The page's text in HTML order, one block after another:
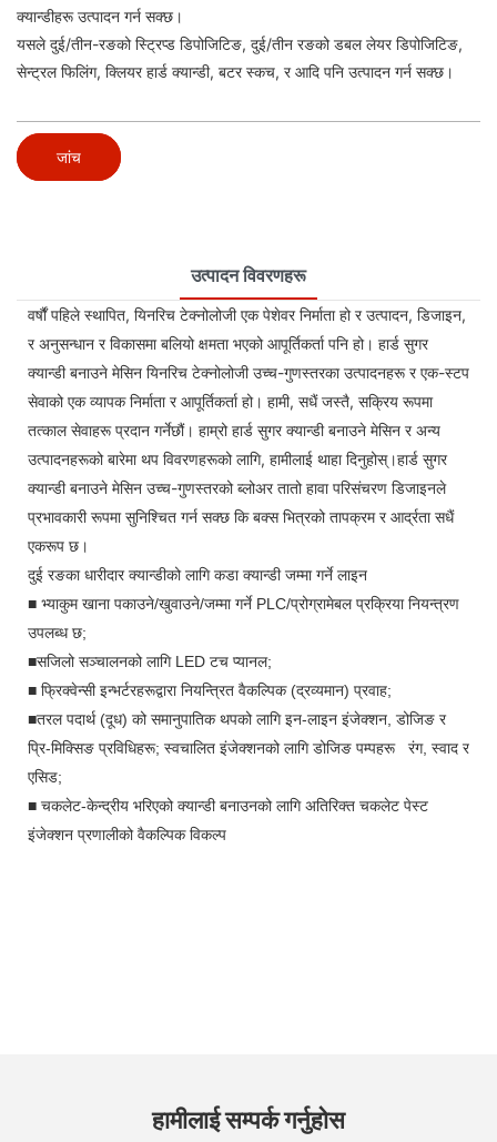
क्यान्डीहरू उत्पादन गर्न सक्छ।
यसले दुई/तीन-रङको स्ट्रिप्ड डिपोजिटिङ, दुई/तीन रङको डबल लेयर डिपोजिटिङ,
सेन्ट्रल फिलिंग, क्लियर हार्ड क्यान्डी, बटर स्कच, र आदि पनि उत्पादन गर्न सक्छ।
जांच
उत्पादन विवरणहरू
वर्षौं पहिले स्थापित, यिनरिच टेक्नोलोजी एक पेशेवर निर्माता हो र उत्पादन, डिजाइन,
र अनुसन्धान र विकासमा बलियो क्षमता भएको आपूर्तिकर्ता पनि हो। हार्ड सुगर
क्यान्डी बनाउने मेसिन यिनरिच टेक्नोलोजी उच्च-गुणस्तरका उत्पादनहरू र एक-स्टप
सेवाको एक व्यापक निर्माता र आपूर्तिकर्ता हो। हामी, सधैं जस्तै, सक्रिय रूपमा
तत्काल सेवाहरू प्रदान गर्नेछौं। हाम्रो हार्ड सुगर क्यान्डी बनाउने मेसिन र अन्य
उत्पादनहरूको बारेमा थप विवरणहरूको लागि, हामीलाई थाहा दिनुहोस्।हार्ड सुगर
क्यान्डी बनाउने मेसिन उच्च-गुणस्तरको ब्लोअर तातो हावा परिसंचरण डिजाइनले
प्रभावकारी रूपमा सुनिश्चित गर्न सक्छ कि बक्स भित्रको तापक्रम र आर्द्रता सधैं
एकरूप छ।
दुई रङका धारीदार क्यान्डीको लागि कडा क्यान्डी जम्मा गर्ने लाइन
■ भ्याकुम खाना पकाउने/खुवाउने/जम्मा गर्ने PLC/प्रोग्रामेबल प्रक्रिया नियन्त्रण
उपलब्ध छ;
■सजिलो सञ्चालनको लागि LED टच प्यानल;
■ फ्रिक्वेन्सी इन्भर्टरहरूद्वारा नियन्त्रित वैकल्पिक (द्रव्यमान) प्रवाह;
■तरल पदार्थ (दूध) को समानुपातिक थपको लागि इन-लाइन इंजेक्शन, डोजिङ र
प्रि-मिक्सिङ प्रविधिहरू; स्वचालित इंजेक्शनको लागि डोजिङ पम्पहरू
रंग, स्वाद र
एसिड;
■ चकलेट-केन्द्रीय भरिएको क्यान्डी बनाउनको लागि अतिरिक्त चकलेट पेस्ट
इंजेक्शन प्रणालीको वैकल्पिक विकल्प
हामीलाई सम्पर्क गर्नुहोस